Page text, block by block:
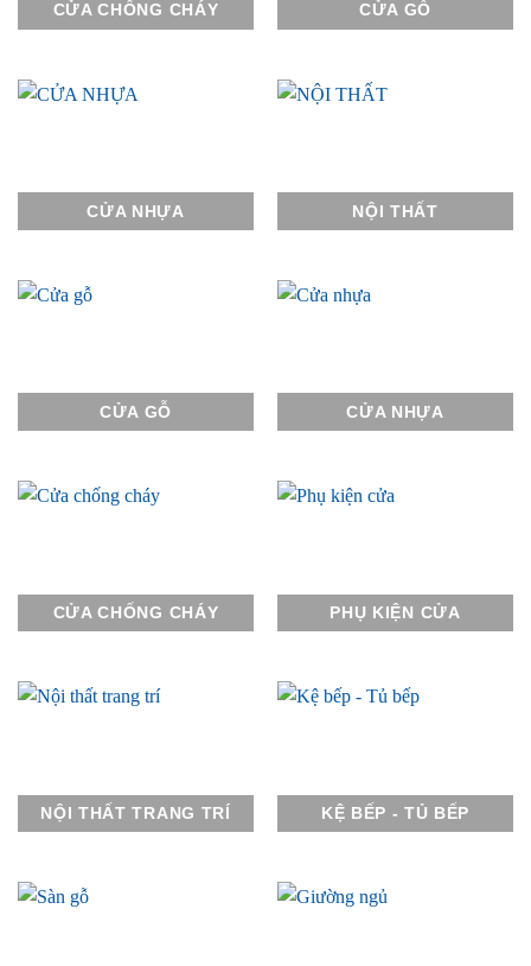
CỬA CHỐNG CHÁY CỬA GỖ
CỬA NHỰA NỘI THẤT
CỬA GỖ CỬA NHỰA
CỬA CHỐNG CHÁY PHỤ KIỆN CỬA
NỘI THẤT TRANG TRÍ KỆ BẾP - TỦ BẾP